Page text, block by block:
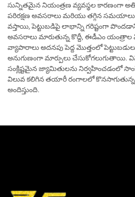
సున్నితమైన నియంత్రణ వ్యవస్థల కారణంగా
పరిరక్షణ అవసరాలు మరియు తగ్గిన
వస్తాయి, పెట్టుబడిపై లాభాన్ని గరిష్టంగా
అవసరాలు మారుతున్న కొద్దీ, ఈడీఎం
వ్యాపారాలు అదనపు పెద్ద మొత్తంలో పెట్టుబడులు
అనుగుణంగా మార్పులు చేసుకోగలుగుతాయి.
సంక్లిష్టమైన జ్యామితులను నిర్వహించడంలో
విలువ కలిగిన తయారీ రంగాలలో
అందిస్తుంది.